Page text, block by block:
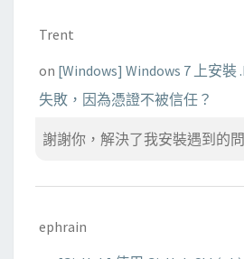
Trent
on [Windows] Windows 7 上安裝
失敗，因為憑證不被信任？
謝謝你，解決了我安裝遇到的
ephrain